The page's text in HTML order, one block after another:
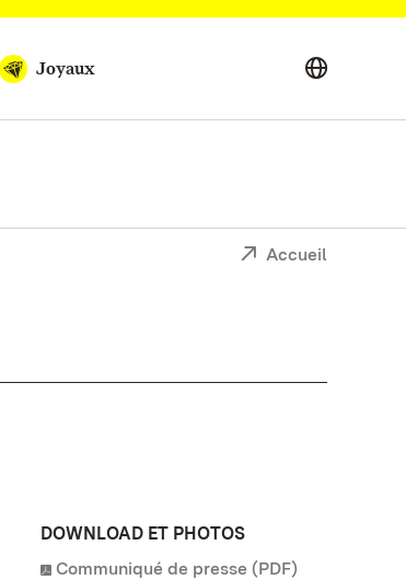
Joyaux
Accueil
DOWNLOAD ET PHOTOS
Communiqué de presse (PDF)